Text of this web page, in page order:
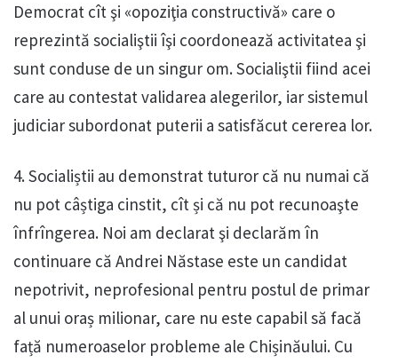
Democrat cît şi «opoziţia constructivă» care o
reprezintă socialiştii îşi coordonează activitatea şi
sunt conduse de un singur om. Socialiştii fiind acei
care au contestat validarea alegerilor, iar sistemul
judiciar subordonat puterii a satisfăcut cererea lor.
4. Socialiștii au demonstrat tuturor că nu numai că
nu pot câștiga cinstit, cît și că nu pot recunoaşte
înfrîngerea. Noi am declarat şi declarăm în
continuare că Andrei Năstase este un candidat
nepotrivit, neprofesional pentru postul de primar
al unui oraș milionar, care nu este capabil să facă
față numeroaselor probleme ale Chișinăului. Cu